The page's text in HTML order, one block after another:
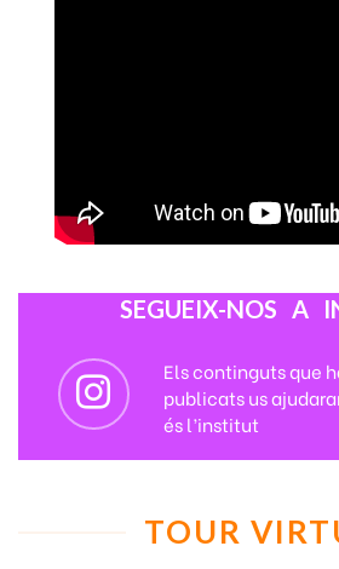
SEGUEIX-NOS A
Els continguts que
publicats us
és l’institut
TOUR